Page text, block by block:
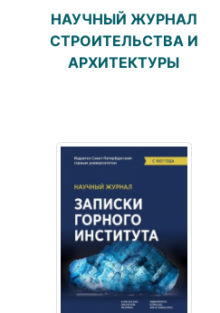
НАУЧНЫЙ ЖУРНАЛ
СТРОИТЕЛЬСТВА И
АРХИТЕКТУРЫ